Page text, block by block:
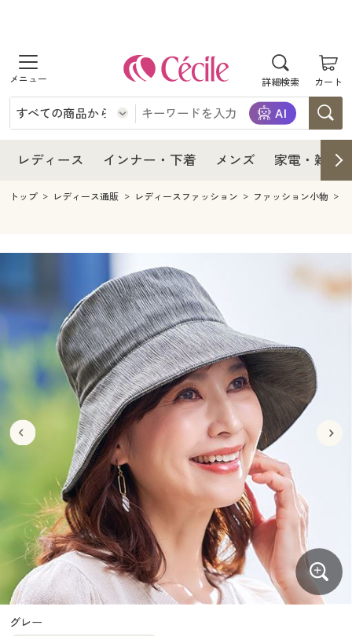
詳細検索 カート
商品を探す
レディース
レディースファッション
インナー・下着
インナー・下着通販すべて
ジュニア・ティーンズ下着
メンズ
メンズファッション
メンズ下着
家電・雑貨すべて
キッチン・雑貨・日用品
寝具・インテリア・家具
寝具・インテリア・家具通販すべて
家具・収納
寝具・ベッド
カーテン・ラグ・ファブリック
美容・健康
美容・健康通販すべて
美容・健康・サプリメント
制服・スクール
制服・スクールすべて
制服・学生服
ジュニア・ティーンズ下着
大きいサイズ
大きいサイズ通販すべて
大きいサイズ レディース服
大きいサイズ レディース下着
大きいサイズ メンズ
バーゲンセール
シークレットセール
詳細検索
商品カテゴリ一覧
カタログ
カタログ・チラシからのご注文
レディース インナー・下着 メンズ 家電・雑貨
レディース
レディース通販すべて
レディースファッション
インナー・下着
インナー・下着通販すべて
ジュニア・ティーンズ下着
メンズ
キッチン・雑貨・日用品
寝具・インテリア・家具通販すべて
家具・収納
寝具・ベッド
カーテン・ラグ・ファブリック
美容・健康通販すべて
美容・健康・サプリメント
制服・スクール
制服・スクールすべて
制服・学生服
ジュニア・ティーンズ下着
大きいサイズ
大きいサイズ通販すべて
大きいサイズ レディース服
大きいサイズ レディース下着
大きいサイズ メンズ
大きいサイズ 事務・制服
バーゲン
バーゲンセール
シークレットセール
詳細検索
商品カテゴリ一覧
カタログ
カタログ・チラシからのご注文
トップ レディース通販 レディースファッション ファッション小物
グレー